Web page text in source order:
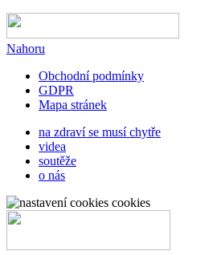
Nahoru
Obchodní podmínky
GDPR
Mapa stránek
na zdraví se musí chytře
videa
soutěže
o nás
cookies